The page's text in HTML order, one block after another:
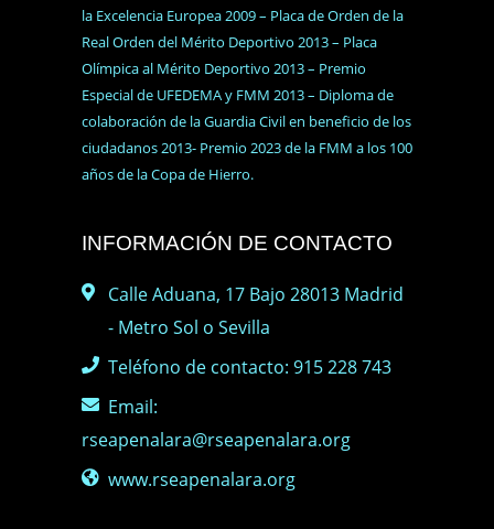
la Excelencia Europea 2009 – Placa de Orden de la
Real Orden del Mérito Deportivo 2013 – Placa
Olímpica al Mérito Deportivo 2013 – Premio
Especial de UFEDEMA y FMM 2013 – Diploma de
colaboración de la Guardia Civil en beneficio de los
ciudadanos 2013- Premio 2023 de la FMM a los 100
años de la Copa de Hierro.
INFORMACIÓN DE CONTACTO
Calle Aduana, 17 Bajo 28013 Madrid
- Metro Sol o Sevilla
Teléfono de contacto: 915 228 743
Email:
rseapenalara@rseapenalara.org
www.rseapenalara.org